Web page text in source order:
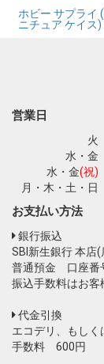
ホビー サプライ
ニチュア ケイス
営業日
火
水・金
水・金(祝)
月・木・土・日
お支払い方法
銀行振込
SBI新生銀行 本
普通預金 口座
振込手数料はお客
代金引換
エコデリ、もしく
手数料 600円